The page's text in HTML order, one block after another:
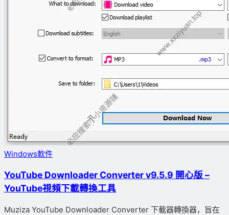
Windows軟件
YouTube Downloader Converter v9.5.9 開心版 –
YouTube視頻下載轉換工具
Muziza YouTube Downloader Converter 下載器轉換器，旨在